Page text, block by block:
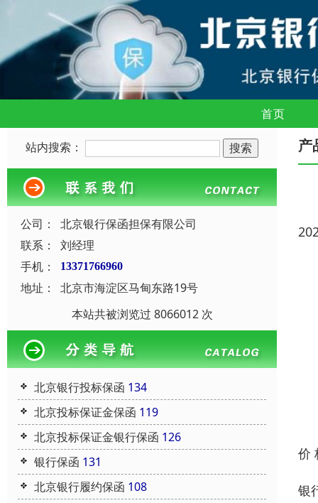
首页
站内搜索：
公司：
北京银行保函担保有限公司
联系：
刘经理
手机：
13371766960
地址：
北京市海淀区马甸东路19号
本站共被浏览过 8066012 次
北京银行投标保函 134
北京投标保证金保函 119
北京投标保证金银行保函 126
银行保函 131
北京银行履约保函 108
产
价
银